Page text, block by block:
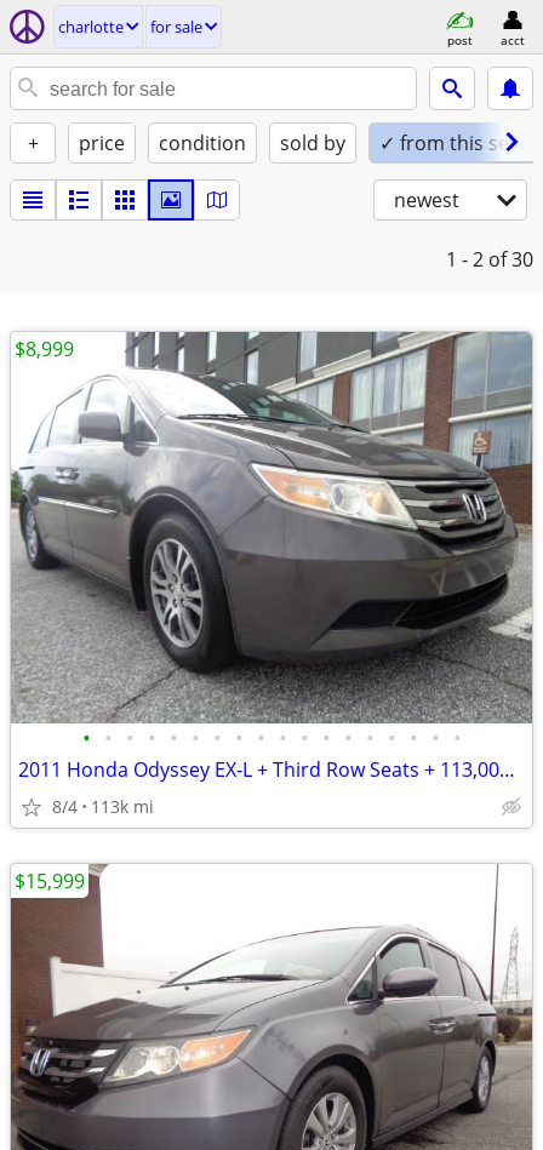
charlotte for sale
post acct
+ price condition sold by ✓ from this seller
newest
1 - 2 of 30
• • • • • • • • • • • • • • • • • •
2011 Honda Odyssey EX-L + Third Row Seats + 113,000 Miles
8/4 113k mi
$8,999
$15,999